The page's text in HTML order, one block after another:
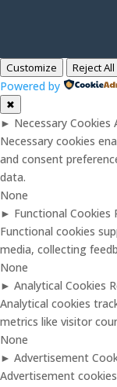
Customize Reject All
Powered by
✖
► Necessary Cookies
Necessary cookies
and consent
data.
None
► Functional Cookies
Functional cookies
media, collecting
None
► Analytical Cookies
Analytical cookies
metrics like visitor
None
► Advertisement
Advertisement